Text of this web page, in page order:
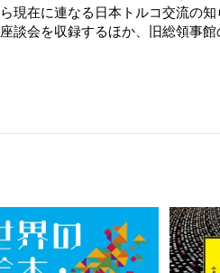
ら現在に連なる日本トルコ交流の知
座談会を収録するほか、旧総領事館